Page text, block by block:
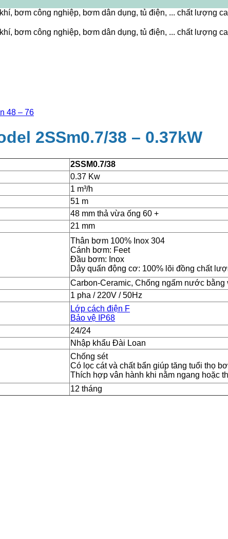
nghiệp, bơm dân dụng, tủ điện, ... chất lượng cao giá
nghiệp, bơm dân dụng, tủ điện, ... chất lượng cao giá
48 – 76
2SSm0.7/38 – 0.37kW
2SSM0.7/38
0.37 Kw
1 m³/h
51 m
48 mm thả vừa ống 60 +
21 mm
Thân bơm 100% Inox 304
Cánh bơm: Feet
Đầu bơm: Inox
Dây quấn động cơ: 100% lõi đồng chất
Carbon-Ceramic, Chống ngấm nước
1 pha / 220V / 50Hz
Lớp cách điện F
Bảo vệ IP68
24/24
Nhập khẩu Đài Loan
Chống sét
Có lọc cát và chất bẩn giúp tăng tuổi thọ
Thích hợp vân hành khi nằm ngang hoặc
12 tháng